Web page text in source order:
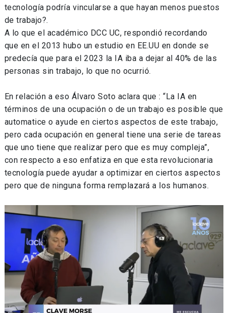
tecnología podría vincularse a que hayan menos puestos
de trabajo?.
A lo que el académico DCC UC, respondió recordando
que en el 2013 hubo un estudio en EE.UU en donde se
predecía que para el 2023 la IA iba a dejar al 40% de las
personas sin trabajo, lo que no ocurrió.
En relación a eso Álvaro Soto aclara que : “La IA en
términos de una ocupación o de un trabajo es posible que
automatice o ayude en ciertos aspectos de este trabajo,
pero cada ocupación en general tiene una serie de tareas
que uno tiene que realizar pero que es muy compleja”,
con respecto a eso enfatiza en que esta revolucionaria
tecnología puede ayudar a optimizar en ciertos aspectos
pero que de ninguna forma remplazará a los humanos.